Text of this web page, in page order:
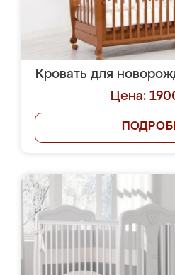
Кровать для
Цена: